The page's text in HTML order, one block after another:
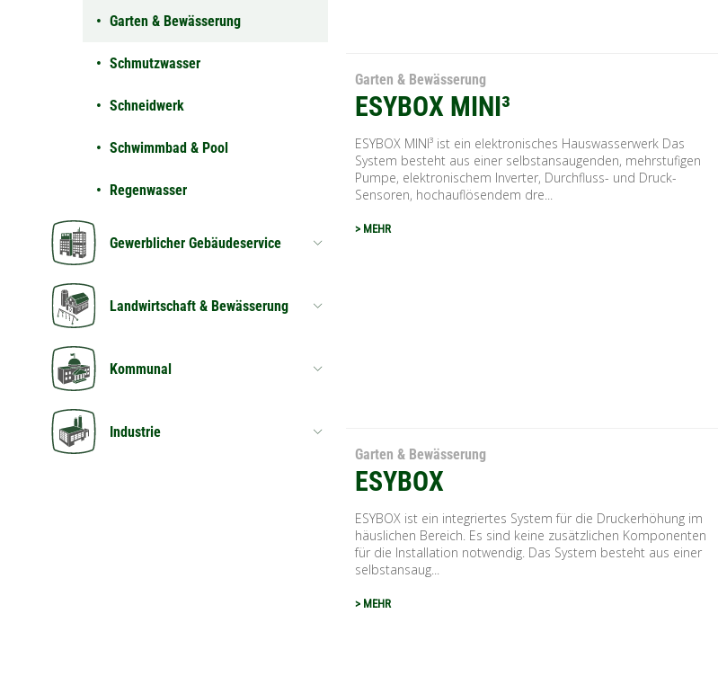
Garten & Bewässerung
Schmutzwasser
Schneidwerk
Schwimmbad & Pool
Regenwasser
Gewerblicher Gebäudeservice
Landwirtschaft & Bewässerung
Kommunal
Industrie
Garten & Bewässerung
ESYBOX MINI³
ESYBOX MINI³ ist ein elektronisches Hauswasserwerk Das
System besteht aus einer selbstansaugenden, mehrstufigen
Pumpe, elektronischem Inverter, Durchfluss- und Druck-
Sensoren, hochauflösendem dre...
> MEHR
Garten & Bewässerung
ESYBOX
ESYBOX ist ein integriertes System für die Druckerhöhung im
häuslichen Bereich. Es sind keine zusätzlichen Komponenten
für die Installation notwendig. Das System besteht aus einer
selbstansaug...
> MEHR